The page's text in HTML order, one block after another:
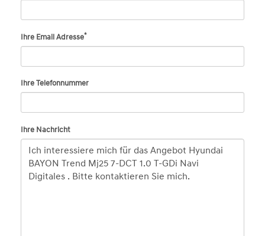
Ihre Email Adresse*
Ihre Telefonnummer
Ihre Nachricht